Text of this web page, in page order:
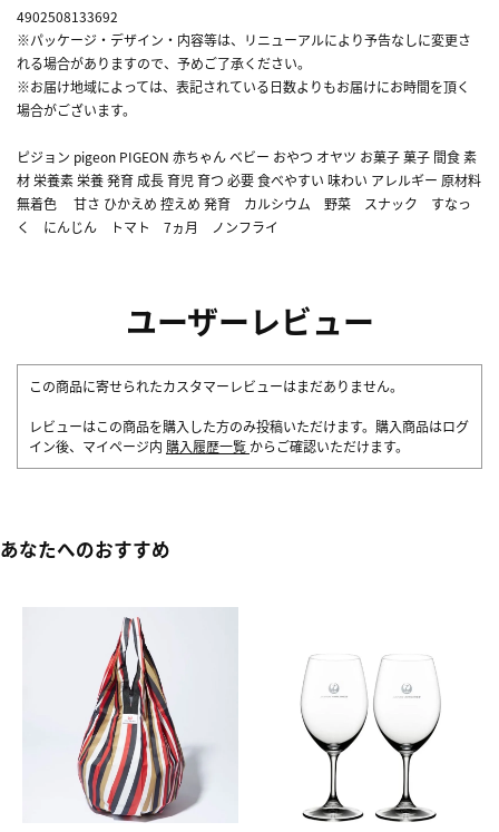
4902508133692
※パッケージ・デザイン・内容等は、リニューアルにより予告なしに変更さ
れる場合がありますので、予めご了承ください。
※お届け地域によっては、表記されている日数よりもお届けにお時間を頂く
場合がございます。
ピジョン pigeon PIGEON 赤ちゃん ベビー おやつ オヤツ お菓子 菓子 間食 素
材 栄養素 栄養 発育 成長 育児 育つ 必要 食べやすい 味わい アレルギー 原材料
無着色 甘さ ひかえめ 控えめ 発育 カルシウム 野菜 スナック すなっ
く にんじん トマト 7ヵ月 ノンフライ
ユーザーレビュー
この商品に寄せられたカスタマーレビューはまだありません。
レビューはこの商品を購入した方のみ投稿いただけます。購入商品はログ
イン後、マイページ内 購入履歴一覧 からご確認いただけます。
あなたへのおすすめ